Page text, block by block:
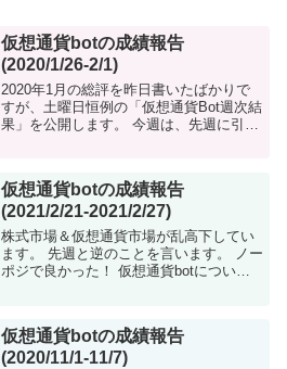
仮想通貨botの成績報告
(2020/1/26-2/1)
2020年1月の総評を昨日書いたばかりで
すが、土曜日恒例の「仮想通貨Bot週次結
果」を公開します。 今週は、先週に引き
仮想通貨botの成績報告
(2021/2/21-2021/2/27)
株式市場＆仮想通貨市場が乱高下してい
ます。 先週と逆のことを言います。 ノー
ポジで良かった！ 仮想通貨botについて
インの売買...
仮想通貨botの成績報告
(2020/11/1-11/7)